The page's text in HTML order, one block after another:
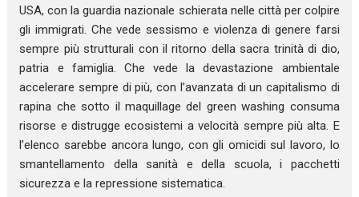
USA, con la guardia nazionale schierata nelle città per colpire
gli immigrati. Che vede sessismo e violenza di genere farsi
sempre più strutturali con il ritorno della sacra trinità di dio,
patria e famiglia. Che vede la devastazione ambientale
accelerare sempre di più, con l’avanzata di un capitalismo di
rapina che sotto il maquillage del green washing consuma
risorse e distrugge ecosistemi a velocità sempre più alta. E
l’elenco sarebbe ancora lungo, con gli omicidi sul lavoro, lo
smantellamento della sanità e della scuola, i pacchetti
sicurezza e la repressione sistematica.